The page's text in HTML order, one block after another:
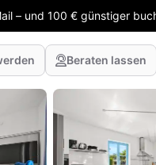
– und 100 € günstiger
Beraten lassen